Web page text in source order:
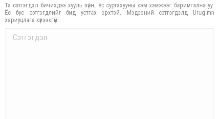
Та сэтгэгдэл бичихдээ хууль зүйн, ёс суртахууны хэм хэмжээг баримтална уу.
Ёс бус сэтгэгдлийг бид устгах эрхтэй. Мэдээний сэтгэгдэлд Urug.mn
хариуцлага хүлээхгүй.
Comment